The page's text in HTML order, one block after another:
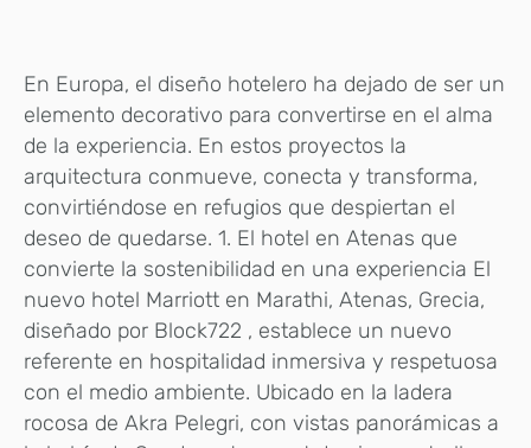
En Europa, el diseño hotelero ha dejado de ser un
elemento decorativo para convertirse en el alma
de la experiencia. En estos proyectos la
arquitectura conmueve, conecta y transforma,
convirtiéndose en refugios que despiertan el
deseo de quedarse. 1. El hotel en Atenas que
convierte la sostenibilidad en una experiencia El
nuevo hotel Marriott en Marathi, Atenas, Grecia,
diseñado por Block722 , establece un nuevo
referente en hospitalidad inmersiva y respetuosa
con el medio ambiente. Ubicado en la ladera
rocosa de Akra Pelegri, con vistas panorámicas a